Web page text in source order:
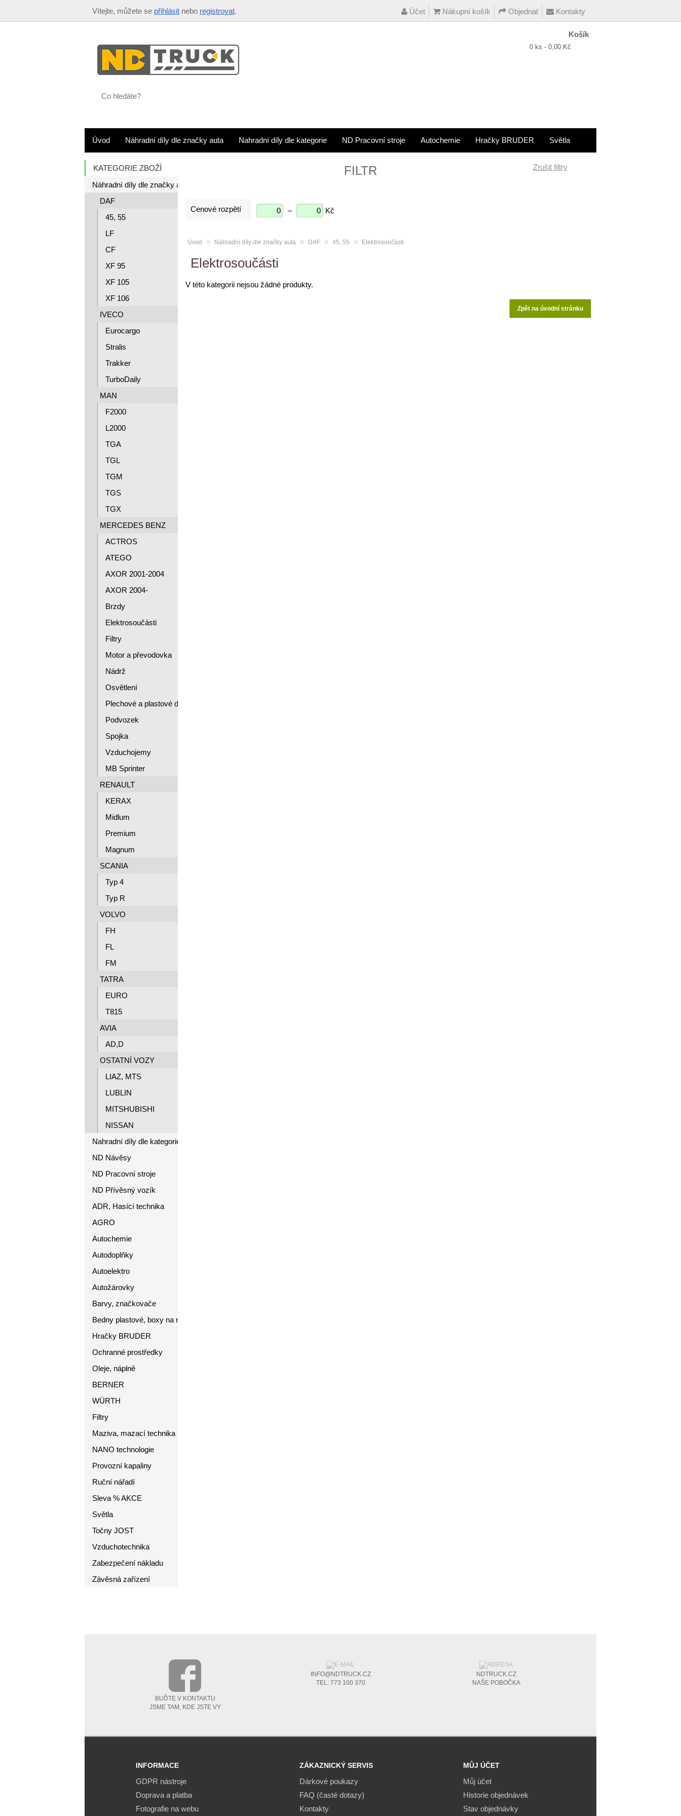
Vítejte, můžete se přihlásit nebo registrovat. Účet Nákupní košík Objednat Kontakty
Košík
0 ks - 0,00 Kč
Co
hledáte?
Úvod Náhradní díly dle značky auta Nahradní díly dle kategorie ND Pracovní stroje Autochemie Hračky BRUDER Světla
KATEGORIE ZBOŽÍ
Náhradní díly dle značky auta
DAF
45, 55
LF
CF
XF 95
XF 105
XF 106
IVECO
Eurocargo
Stralis
Trakker
TurboDaily
MAN
F2000
L2000
TGA
TGL
TGM
TGS
TGX
MERCEDES BENZ
ACTROS
ATEGO
AXOR 2001-2004
AXOR 2004-
Brzdy
Elektrosoučásti
Filtry
Motor a převodovka
Nádrž
Osvětlení
Plechové a plastové díly
Podvozek
Spojka
Vzduchojemy
MB Sprinter
RENAULT
KERAX
Midlum
Premium
Magnum
SCANIA
Typ 4
Typ R
VOLVO
FH
FL
FM
TATRA
EURO
T815
AVIA
AD,D
OSTATNÍ VOZY
LIAZ, MTS
LUBLIN
MITSHUBISHI
NISSAN
Nahradní díly dle kategorie
ND Návěsy
ND Pracovní stroje
ND Přívěsný vozík
ADR, Hasící technika
AGRO
Autochemie
Autodoplňky
Autoelektro
Autožárovky
Barvy, značkovače
Bedny plastové, boxy na nářadí
Hračky BRUDER
Ochranné prostředky
Oleje, náplně
BERNER
WÜRTH
Filtry
Maziva, mazací technika
NANO technologie
Provozní kapaliny
Ruční nářadí
Sleva % AKCE
Světla
Točny JOST
Vzduchotechnika
Zabezpečení nákladu
Závěsná zařízení
FILTR
Cenové rozpětí – Kč
Úvod » Náhradní díly dle značky auta » DAF » 45, 55 » Elektrosoučásti
Elektrosoučásti
V této kategorii nejsou žádné produkty.
Zpět na úvodní stránku
BUĎTE V KONTAKTU
JSME TAM, KDE JSTE VY
INFO@NDTRUCK.CZ
TEL: 773 100 370
NDTRUCK.CZ
NAŠE POBOČKA
INFORMACE
GDPR nástroje
Doprava a platba
Fotografie na webu
ZÁKAZNICKÝ SERVIS
Dárkové poukazy
FAQ (časté dotazy)
Kontakty
MŮJ ÚČET
Můj účet
Historie objednávek
Stav objednávky